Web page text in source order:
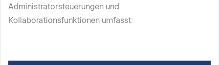
Administratorsteuerungen und
Kollaborationsfunktionen umfasst: